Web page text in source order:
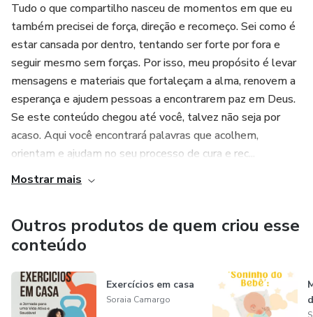
Tudo o que compartilho nasceu de momentos em que eu
também precisei de força, direção e recomeço. Sei como é
estar cansada por dentro, tentando ser forte por fora e
seguir mesmo sem forças. Por isso, meu propósito é levar
mensagens e materiais que fortaleçam a alma, renovem a
esperança e ajudem pessoas a encontrarem paz em Deus.
Se este conteúdo chegou até você, talvez não seja por
acaso. Aqui você encontrará palavras que acolhem,
orientam e ajudam no seu processo de cura e rec...
Mostrar mais
Outros produtos de quem criou esse
conteúdo
Exercícios em casa
Soraia Camargo